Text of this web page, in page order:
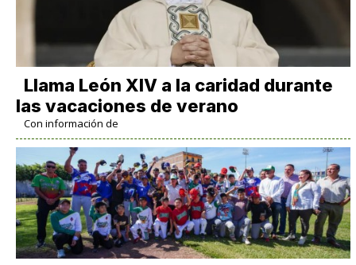
Llama León XIV a la caridad durante
las vacaciones de verano
Con información de